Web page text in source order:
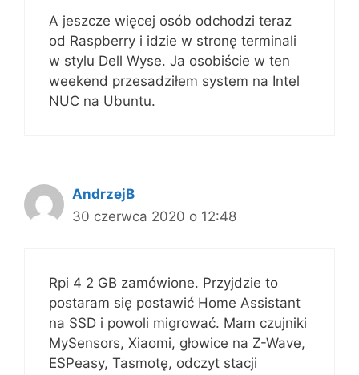
A jeszcze więcej osób odchodzi teraz
od Raspberry i idzie w stronę terminali
w stylu Dell Wyse. Ja osobiście w ten
weekend przesadziłem system na Intel
NUC na Ubuntu.
AndrzejB
30 czerwca 2020 o 12:48
Rpi 4 2 GB zamówione. Przyjdzie to
postaram się postawić Home Assistant
na SSD i powoli migrować. Mam czujniki
MySensors, Xiaomi, głowice na Z-Wave,
ESPeasy, Tasmotę, odczyt stacji